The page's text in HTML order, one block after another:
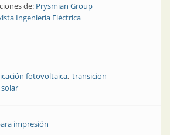
de: Prysmian Group
Ingeniería Eléctrica
fotovoltaica transicion
impresión